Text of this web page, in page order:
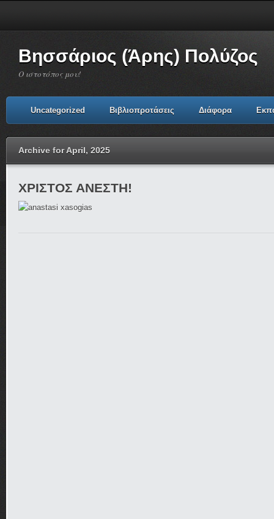
Βησσάριος (Άρης) Πολύζος
Ο ιστοτόπος μου!
Uncategorized Βιβλιοπροτάσεις Διάφορα
Archive for April, 2025
ΧΡΙΣΤΟΣ ΑΝΕΣΤΗ!